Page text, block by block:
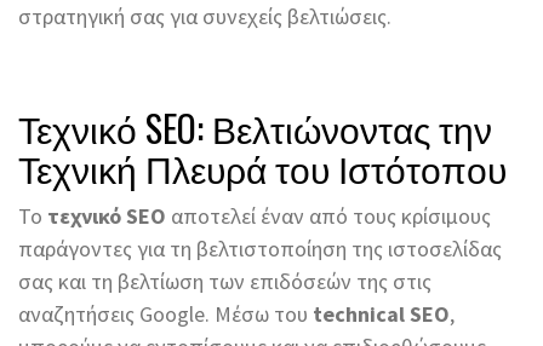
στρατηγική σας για συνεχείς βελτιώσεις.
Τεχνικό SEO: Βελτιώνοντας την
Τεχνική Πλευρά του Ιστότοπου
Το τεχνικό SEO αποτελεί έναν από τους κρίσιμους
παράγοντες για τη βελτιστοποίηση της ιστοσελίδας
σας και τη βελτίωση των επιδόσεών της στις
αναζητήσεις Google. Μέσω του technical SEO,